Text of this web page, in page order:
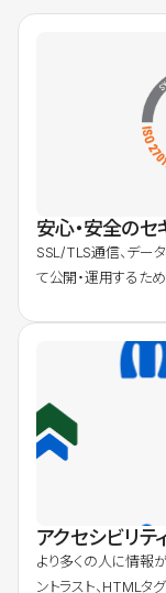
安心・安全のセ
SSL/TLS通信、デー
て公開・運用するた
アクセシビリテ
より多くの人に情報が
ントラスト、HTMLタ